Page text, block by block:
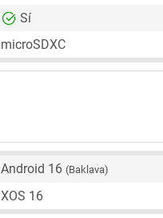
Sí
microSDXC
Android 16 (Baklava)
XOS 16